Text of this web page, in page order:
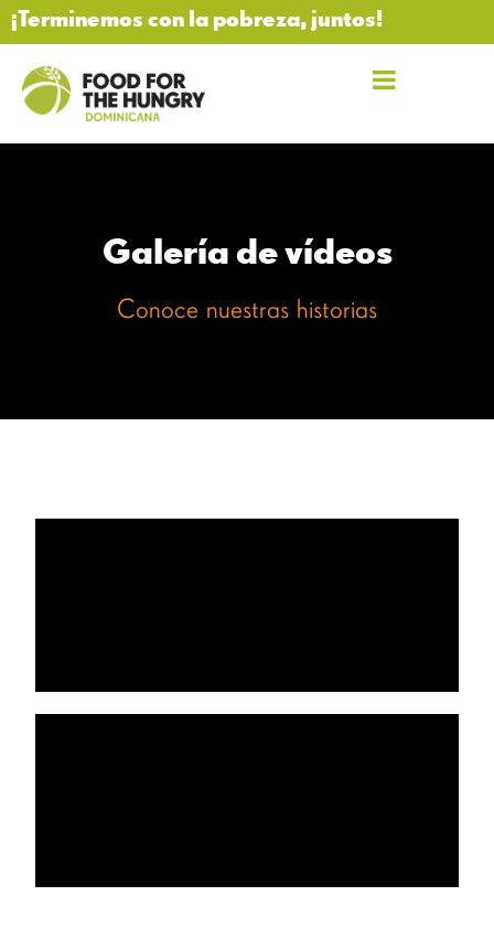
¡Terminemos con la pobreza, juntos!
Galería de vídeos
Conoce nuestras historias